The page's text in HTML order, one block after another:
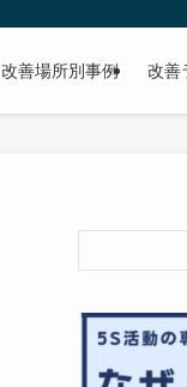
改善場所別事例 改善